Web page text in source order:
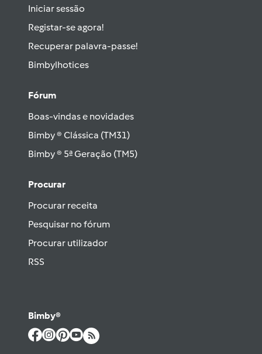
Iniciar sessão
Registar-se agora!
Recuperar palavra-passe!
Bimbylhotices
Fórum
Boas-vindas e novidades
Bimby ® Clássica (TM31)
Bimby ® 5ª Geração (TM5)
Procurar
Procurar receita
Pesquisar no fórum
Procurar utilizador
RSS
Bimby®